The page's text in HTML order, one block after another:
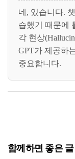
네, 있습니다.
습했기 때문에
각 현상
GPT가 제공하
중요합니다.
함께하면 좋은 글